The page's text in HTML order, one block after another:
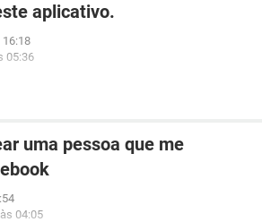
aplicativo.
05:36
uma pessoa que me
04:05